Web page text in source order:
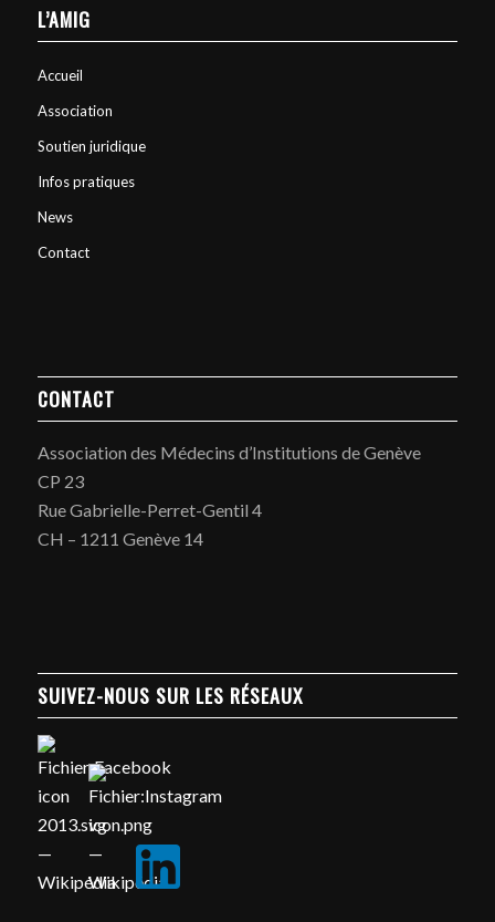
L’AMIG
Accueil
Association
Soutien juridique
Infos pratiques
News
Contact
CONTACT
Association des Médecins d’Institutions de Genève
CP 23
Rue Gabrielle-Perret-Gentil 4
CH – 1211 Genève 14
SUIVEZ-NOUS SUR LES RÉSEAUX